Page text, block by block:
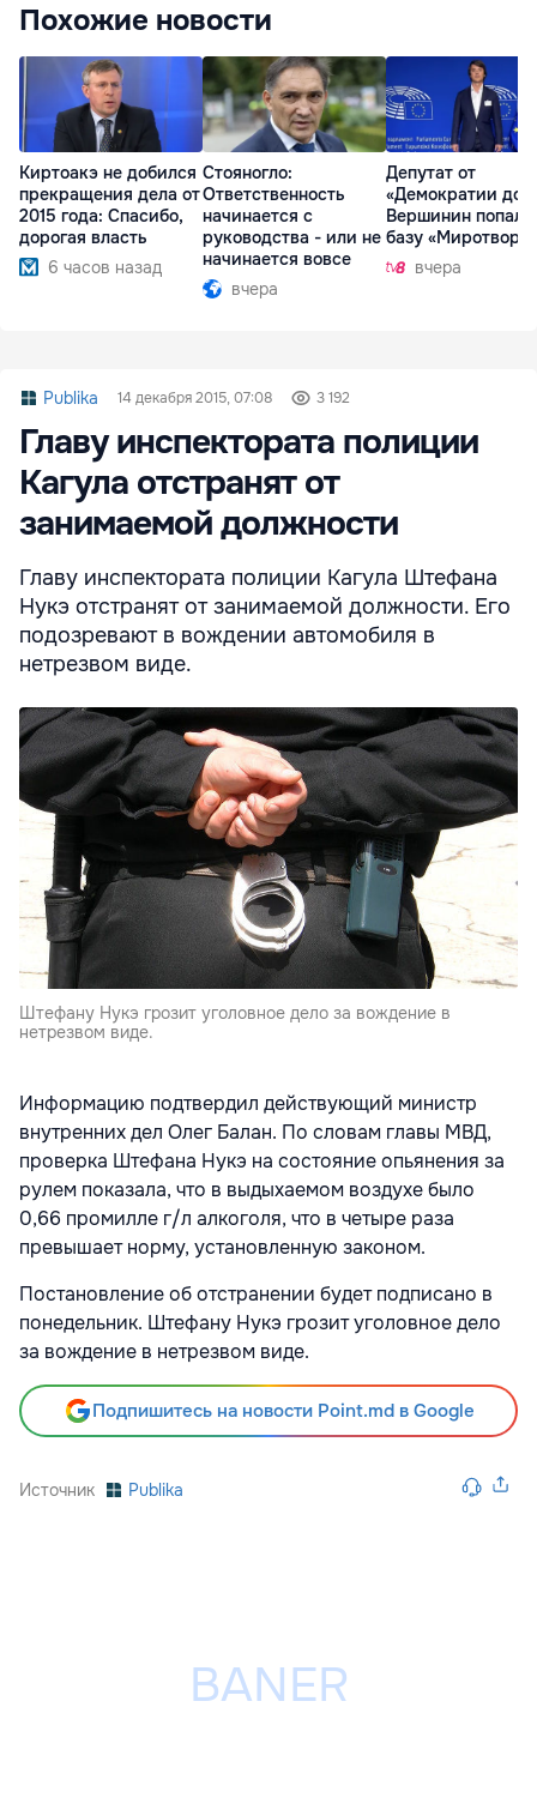
Похожие новости
Киртоакэ не добился
прекращения дела от
2015 года: Спасибо,
дорогая власть
6 часов назад
Стояногло:
Ответственность
начинается с
руководства - или не
начинается вовсе
вчера
Депутат от
«Демократии
Вершинин попал в
базу
вчера
Publika 14 декабря 2015, 07:08 3 192
Главу инспектората полиции
Кагула отстранят от
занимаемой должности
Главу инспектората полиции Кагула Штефана
Нукэ отстранят от занимаемой должности. Его
подозревают в вождении автомобиля в
нетрезвом виде.
Штефану Нукэ грозит уголовное дело за вождение в
нетрезвом виде.
Информацию подтвердил действующий министр
внутренних дел Олег Балан. По словам главы МВД,
проверка Штефана Нукэ на состояние опьянения за
рулем показала, что в выдыхаемом воздухе было
0,66 промилле г/л алкоголя, что в четыре раза
превышает норму, установленную законом.
Постановление об отстранении будет подписано в
понедельник. Штефану Нукэ грозит уголовное дело
за вождение в нетрезвом виде.
Подпишитесь на новости Point.md в Google
Источник Publika